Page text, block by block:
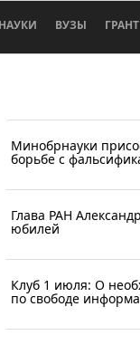
ВУЗЫ
Минобрнауки
борьбе с
Глава РАН
юбилей
Клуб 1 июля: О
по свободе